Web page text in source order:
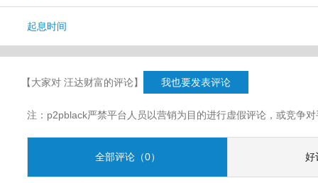
起息时间
【大家对 汪达财富的评论】 我也要发表评论
注：p2pblack严禁平台人员以营销为目的进行虚假评论，或竞争
全部评论（0） 好